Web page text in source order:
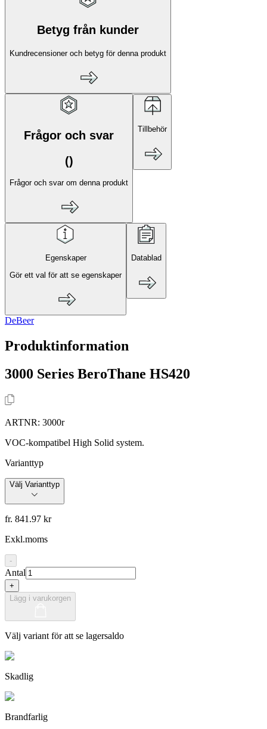
Betyg från kunder
Kundrecensioner och betyg för denna produkt
Frågor och svar
()
Frågor och svar om denna produkt
Tillbehör
Egenskaper
Gör ett val för att se egenskaper
Datablad
DeBeer
Produktinformation
3000 Series BeroThane HS420
ARTNR: 3000r
VOC-kompatibel High Solid system.
Varianttyp
Välj Varianttyp
fr. 841.97 kr
Exkl.moms
-
Antal
+
Lägg i varukorgen
Välj variant för att se lagersaldo
Skadlig
Brandfarlig